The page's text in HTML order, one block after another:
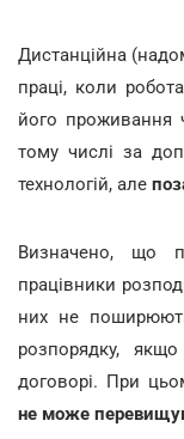
Дистанційна
праці, коли
його проживання
тому числі за
технологій, але
Визначено, що
працівники
них не
розпорядку,
договорі. При
не може